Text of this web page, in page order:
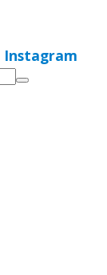
Instagram